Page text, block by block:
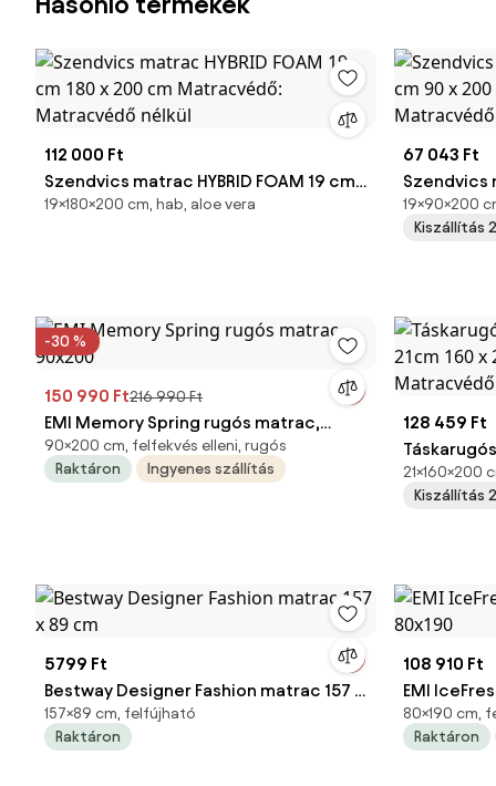
112 000 Ft
Szendvics matrac HYBRID FOAM 19 cm
180 x 200 cm Matracvédő: Matracvédő
19×180×200 cm, hab, aloe vera
67 043 Ft
Szendvics
90 x 200
nélkül
19×90×200
Kiszállítás
-30 %
150 990 Ft216 990 Ft
EMI Memory Spring rugós matrac,
90x200
90×200 cm, felfekvés elleni, rugós
Raktáron
Ingyenes szállítás
128 459 Ft
160 x 200
nélkül
21×160×200
Kiszállítás
5799 Ft
Bestway Designer Fashion matrac 157 x
89 cm
157×89 cm, felfújható
Raktáron
108 910 Ft
EMI
80x190
80×190 cm,
Raktáron